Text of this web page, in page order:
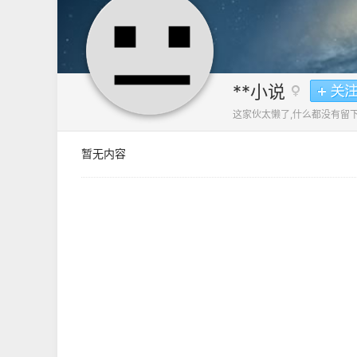
**小说
这家伙太懒了,什么都没有留
暂无内容